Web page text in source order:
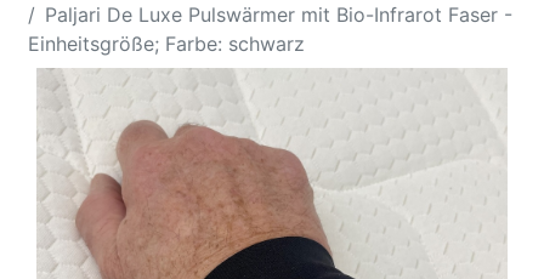
Paljari De Luxe Pulswärmer mit Bio-Infrarot Faser -
Einheitsgröße; Farbe: schwarz